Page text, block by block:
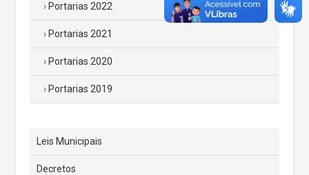
Portarias 2022
Portarias 2021
Portarias 2020
Portarias 2019
Leis Municipais
Decretos